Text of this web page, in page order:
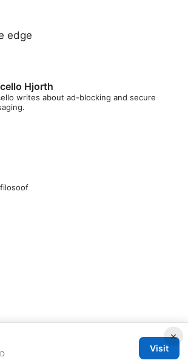
edge
Hjorth
writes about ad-blocking and secure
×
Visit